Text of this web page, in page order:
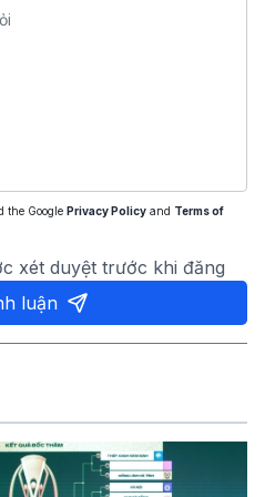
the Google Privacy Policy and Terms of
xét duyệt trước khi đăng
luận